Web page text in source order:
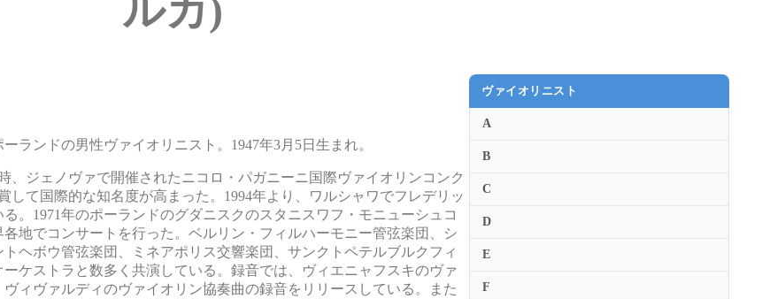
ルカ)
ランドの男性ヴァイオリニスト。1947年3月5日生まれ。
ジェノヴァで開催されたニコロ・パガニーニ国際ヴァイオリンコンク
て国際的な知名度が高まった。1994年より、ワルシャワでフレデリッ
。1971年のポーランドのグダニスクのスタニスワフ・モニューシュコ
地でコンサートを行った。ベルリン・フィルハーモニー管弦楽団、シ
ヘボウ管弦楽団、ミネアポリス交響楽団、サンクトペテルブルクフィ
ケストラと数多く共演している。録音では、ヴィエニャフスキのヴァ
ィヴァルディのヴァイオリン協奏曲の録音をリリースしている。また
ヴァイオリニスト
A
B
C
D
E
F